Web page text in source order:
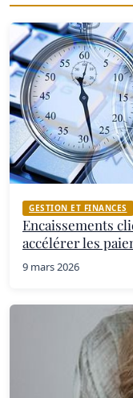
GESTION ET FINANCES
Encaissements
accélérer les
9 mars 2026